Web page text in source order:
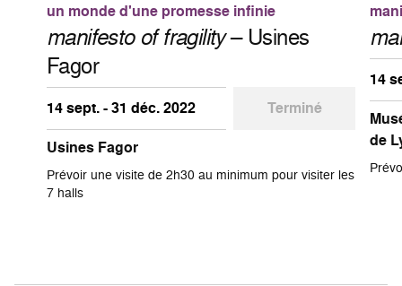
un monde d'une promesse infinie
manifesto of fragility– Usines
Fagor
14 sept. - 31 déc. 2022
Terminé
Usines Fagor
Prévoir une visite de 2h30 au minimum pour visiter les
7 halls
14
de